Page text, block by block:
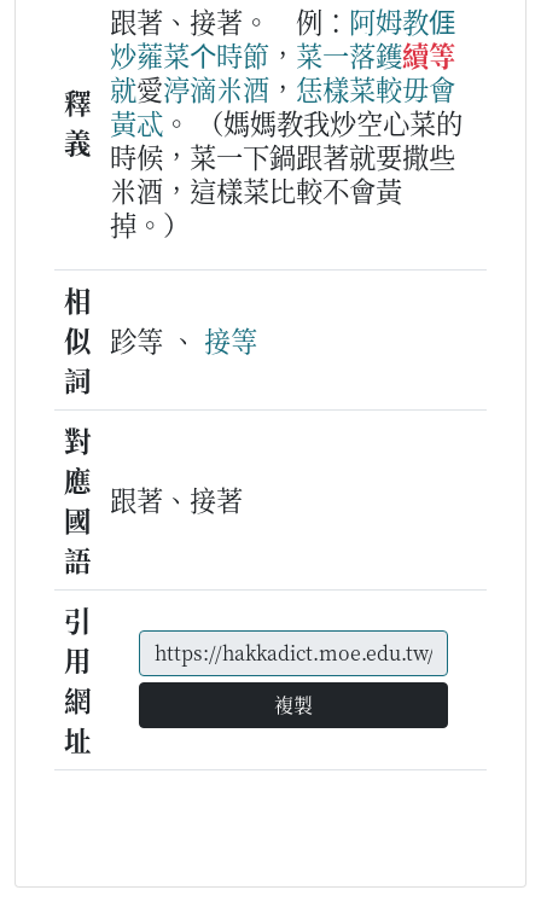
釋
義
跟著、接著。 例： 阿姆教𠊎
炒蕹菜个時節 ， 菜一落鑊續等
就愛渟滴米酒 ， 恁樣菜較毋會
黃忒 。
（媽媽教我炒空心菜的
時候，菜一下鍋跟著就要撒些
米酒，這樣菜比較不會黃
掉。）
相
似
詞
跈等 、 接等
對
應
國
語
跟著、接著
引
用
網
址
複製